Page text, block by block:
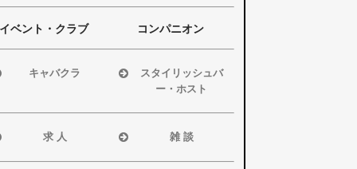
掛川市
掛川市
浜松市
磐田市
袋井市
掛川市
浜松市
磐田市
袋井市
掛川市
その他エリア
イベント・クラブ コンパニオン
キャバクラ
袋井市
掛川市
スタイリッシュバ
ー・ホスト
浜松市
磐田市・袋井市・
求 人
浜松市
雑 談
浜松市